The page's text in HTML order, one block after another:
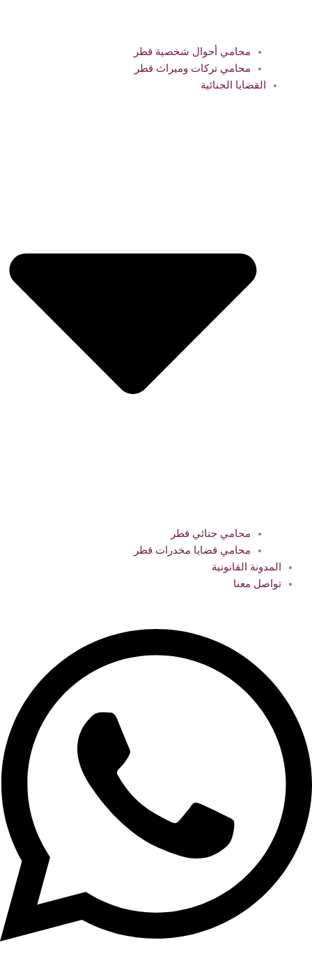
محامي أحوال شخصية قطر
محامي تركات وميراث قطر
القضايا الجنائية
محامي جنائي قطر
محامي قضايا مخدرات قطر
المدونة القانونية
تواصل معنا